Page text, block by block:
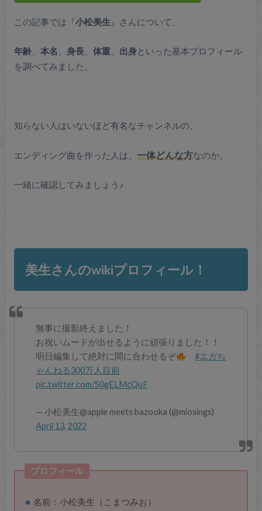
この記事では『小松美生 』さんについて、
年齢、 本名 身長、 体重、 出身といった基本プロフィール
を調べてみました。
知らない人はいないほど有名なチャンネルの、
エンディング曲を作った人は、 一体どんな方なのか。
一緒に確認してみましょう♪
美生さんのwikiプロフィール！
無事に撮影終えました！
お祝いムードが出せるように頑張りました！！
明日編集して絶対に間に合わせるぞ
#エガち
ゃんねる300万人目前
pic.twitter.com/50gELMcQuF
— 小松美生@apple meets bazooka (@miosings)
April 13, 2022
プロフィール
名前：小松美生（こまつみお）